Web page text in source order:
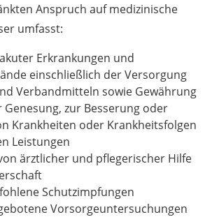
Anspruch auf medizinische
umfasst:
Erkrankungen und
einschließlich der Versorgung
Verbandmitteln sowie Gewährung
zur Besserung oder
Krankheiten oder Krankheitsfolgen
Leistungen
ärztlicher und pflegerischer Hilfe
Schutzimpfungen
Vorsorgeuntersuchungen